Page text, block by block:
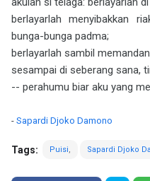
berlayarlah menyibakkan
bunga-bunga padma;
berlayarlah sambil
sesampai di seberang sana,
-- perahumu biar aku yang
- Sapardi Djoko Damono
Tags: Puisi Sapardi Djoko